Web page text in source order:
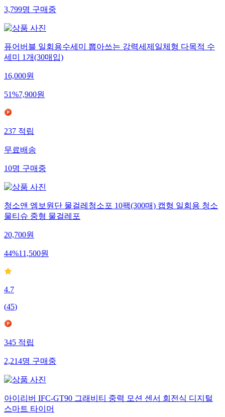
3,799명구매중
퓨어버블 일회용수세미 뽑아쓰는 강력세제일체형 다목적 수
세미 1개(30매입)
16,000원
51%7,900원
237적립
무료배송
10명구매중
청소앤 엠보원단 물걸레청소포 10팩(300매) 캡형 일회용 청소
물티슈 중형 물걸레포
20,700원
44%11,500원
4.7
(45)
345적립
2,214명구매중
아이리버 IFC-GT90 그래비티 중력 모션 센서 회전식 디지털
스마트 타이머